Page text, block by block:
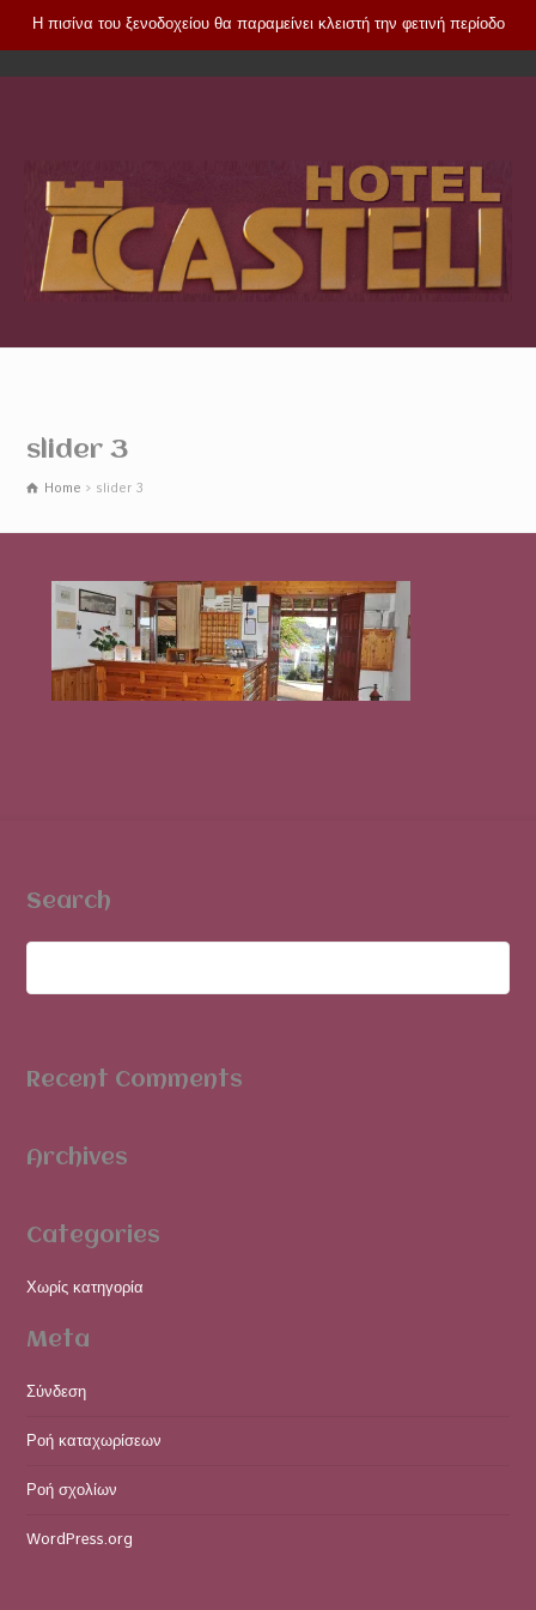
Η πισίνα του ξενοδοχείου θα παραμείνει κλειστή την φετινή περίοδο
slider 3
Home slider 3
Search
Recent Comments
Archives
Categories
Χωρίς κατηγορία
Meta
Σύνδεση
Ροή καταχωρίσεων
Ροή σχολίων
WordPress.org